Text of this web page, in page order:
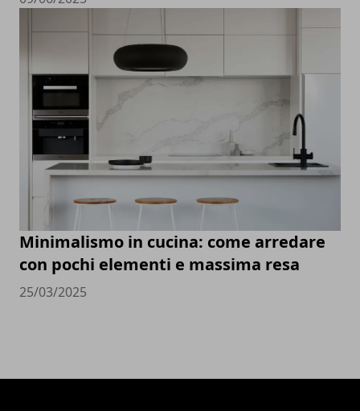
Minimalismo in cucina: come arredare
con pochi elementi e massima resa
25/03/2025